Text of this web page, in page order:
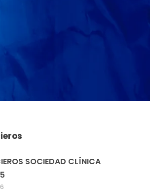
SOCIEDAD CLÍNICA